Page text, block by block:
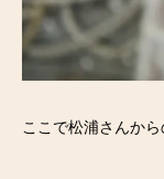
ここで松浦さんから